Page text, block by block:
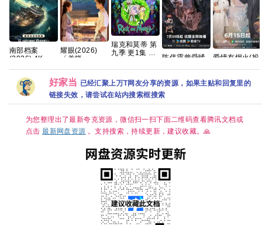
南部档案‎
(2026) 4K
60帧
DDP5.1&AAC2.0
简中字幕【1～
成/丁禹兮
耀眼(2026)
〔关晓
字幕/夸克/百度
网盘资源【单
集0.8～3GB】
瑞克和莫蒂 第
九季 更1集 官
陈伟霆曾舜晞
全集网盘资源
分享
爱情有烟火(投
SDR】国语中
好家当 已经汇聚上万T网友分享的资源，如果主贴和回复里的
链接失效，请尝试在站内搜索框搜索
为您整理出了最新夸克资源，微信扫一扫下面二维码查看腾讯文档或
点击最新网盘资源 。支持搜索，持续更新，建议收藏。🙏